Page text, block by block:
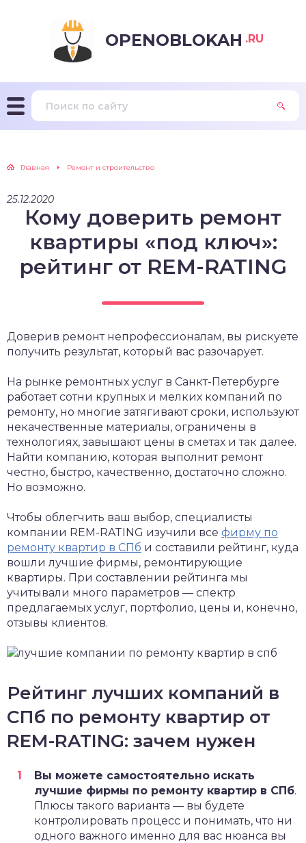
OPENOBLOKAH .RU
Главная Ремонт и строительство
25.12.2020
Кому доверить ремонт
квартиры «под ключ»:
рейтинг от REM-RATING
Доверив ремонт непрофессионалам, вы рискуете
получить результат, который вас разочарует.
На рынке ремонтных услуг в Санкт-Петербурге
работает сотни крупных и мелких компаний по
ремонту, но многие затягивают сроки, используют
некачественные материалы, ограничены в
технологиях, завышают цены в сметах и так далее.
Найти компанию, которая выполнит ремонт
честно, быстро, качественно, достаточно сложно.
Но возможно.
Чтобы облегчить ваш выбор, специалисты
компании REM-RATING изучили все фирму по
ремонту квартир в СПб и составили рейтинг, куда
вошли лучшие фирмы, ремонтирующие
квартиры. При составлении рейтинга мы
учитывали много параметров — спектр
предлагаемых услуг, портфолио, цены и, конечно,
отзывы клиентов.
Рейтинг лучших компаний в
СПб по ремонту квартир от
REM-RATING: зачем нужен
Вы можете самостоятельно искать
лучшие фирмы по ремонту квартир в СПб.
Плюсы такого варианта — вы будете
контролировать процесс и понимать, что ни
одного важного именно для вас нюанса вы